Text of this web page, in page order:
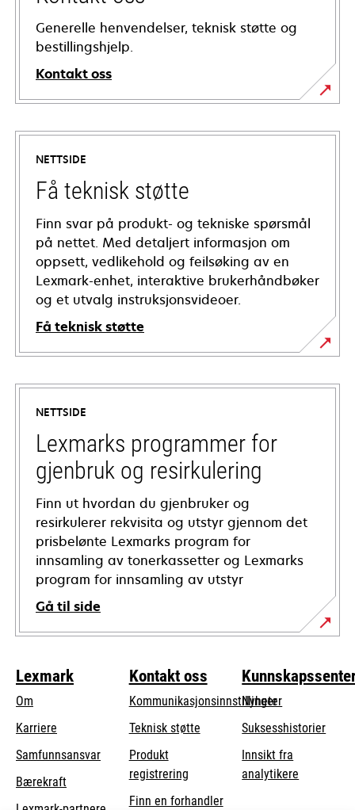
Generelle henvendelser, teknisk støtte og
bestillingshjelp.
Kontakt oss
NETTSIDE
Få teknisk støtte
Finn svar på produkt- og tekniske spørsmål
på nettet. Med detaljert informasjon om
oppsett, vedlikehold og feilsøking av en
Lexmark-enhet, interaktive brukerhåndbøker
og et utvalg instruksjonsvideoer.
Få teknisk støtte
opens
in
new
tab
NETTSIDE
Lexmarks programmer for
gjenbruk og resirkulering
Finn ut hvordan du gjenbruker og
resirkulerer rekvisita og utstyr gjennom det
prisbelønte Lexmarks program for
innsamling av tonerkassetter og Lexmarks
program for innsamling av utstyr
Gå til side
Lexmark
Om
Karriere
Samfunnsansvaropens
Bærekraft
Kontakt oss
Kommunikasjonsinnstillinger
Teknisk støtteopens
tab
Produkt
registrering
Finn en forhandler
Nyheter
Suksesshistorier
Innsikt fra
analytikere